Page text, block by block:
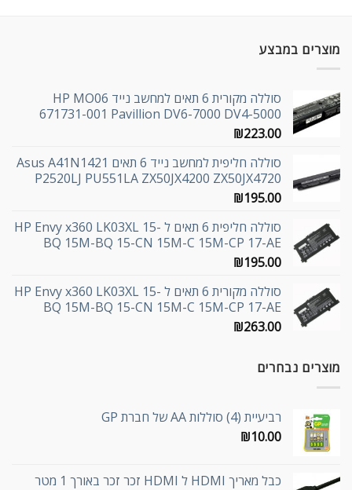
מוצרים במבצע
סוללה מקורית 6 תאים למחשב נייד HP MO06
671731-001 Pavillion DV6-7000 DV4-5000
₪223.00
סוללה חליפית למחשב נייד 6 תאים Asus A41N1421
P2520LJ PU551LA ZX50JX4200 ZX50JX4720
₪195.00
סוללה חליפית 6 תאים ל HP Envy x360 LK03XL 15-
BQ 15M-BQ 15-CN 15M-C 15M-CP 17-AE
₪195.00
סוללה מקורית 6 תאים ל HP Envy x360 LK03XL 15-
BQ 15M-BQ 15-CN 15M-C 15M-CP 17-AE
₪263.00
מוצרים נבחרים
רביעיית (4) סוללות AA של חברת GP
₪10.00
כבל מאריך HDMI ל HDMI זכר זכר באורך 1 מטר